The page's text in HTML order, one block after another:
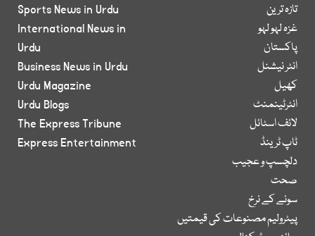
تازہ ترین
غزہ لہو لہو
پاکستان
انٹر نیشنل
کھیل
انٹرٹینمنٹ
لائف اسٹائل
ٹاپ ٹرینڈ
دلچسپ و عجیب
صحت
سونے کے نرخ
پیٹرولیم مصنوعات کی قیمتیں
Sports News in Urdu
International News in
Urdu
Business News in Urdu
Urdu Magazine
Urdu Blogs
The Express Tribune
Express Entertainment